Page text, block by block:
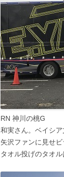
RN 神川の桃G
和実さん。ベイシ
矢沢ファンに見せビ
タオル投げのタオ